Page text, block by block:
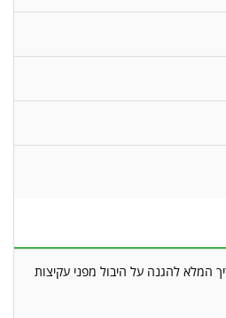
המלא להגנה על היבול מפני עקיצות